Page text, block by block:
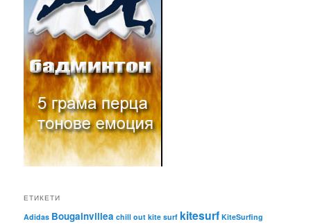
ЕТИКЕТИ
Adidas Bougainvillea chill out kite surf kitesurf KiteSurfing